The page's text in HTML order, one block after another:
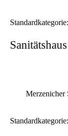
Standardkategorie:
Merzenicher
Standardkategorie: